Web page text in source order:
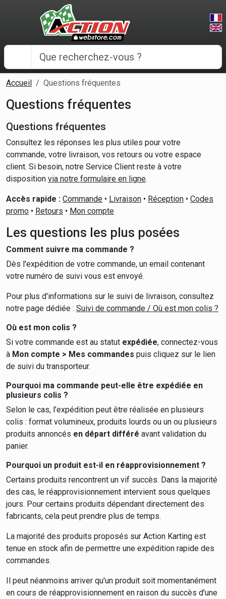
Panneau de gestion des cookies
Accueil Questions fréquentes
Questions fréquentes
Questions fréquentes
Consultez les réponses les plus utiles pour votre
commande, votre livraison, vos retours ou votre espace
client. Si besoin, notre Service Client reste à votre
disposition via notre formulaire en ligne.
Accès rapide : Commande • Livraison • Réception • Codes
promo • Retours • Mon compte
Les questions les plus posées
Comment suivre ma commande ?
Dès l'expédition de votre commande, un email contenant
votre numéro de suivi vous est envoyé.
Pour plus d'informations sur le suivi de livraison, consultez
notre page dédiée : Suivi de commande / Où est mon colis ?
Où est mon colis ?
Si votre commande est au statut expédiée, connectez-vous
à Mon compte > Mes commandes puis cliquez sur le lien
de suivi du transporteur.
Pourquoi ma commande peut-elle être expédiée en
plusieurs colis ?
Selon le cas, l’expédition peut être réalisée en plusieurs
colis : format volumineux, produits lourds ou un ou plusieurs
produits annoncés en départ différé avant validation du
panier.
Pourquoi un produit est-il en réapprovisionnement ?
Certains produits rencontrent un vif succès. Dans la majorité
des cas, le réapprovisionnement intervient sous quelques
jours. Pour certains produits dépendant directement des
fabricants, cela peut prendre plus de temps.
La majorité des produits proposés sur Action Karting est
tenue en stock afin de permettre une expédition rapide des
commandes.
Il peut néanmoins arriver qu'un produit soit momentanément
en cours de réapprovisionnement en raison du succès d'une